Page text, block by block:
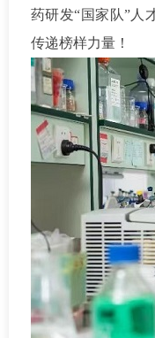
药研发“国家队”人
传递榜样力量！